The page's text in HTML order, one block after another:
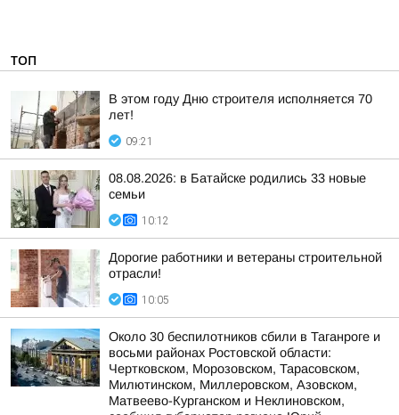
ТОП
В этом году Дню строителя исполняется 70
лет!
09:21
08.08.2026: в Батайске родились 33 новые
семьи
10:12
Дорогие работники и ветераны строительной
отрасли!
10:05
Около 30 беспилотников сбили в Таганроге и
восьми районах Ростовской области:
Чертковском, Морозовском, Тарасовском,
Милютинском, Миллеровском, Азовском,
Матвеево-Курганском и Неклиновском,